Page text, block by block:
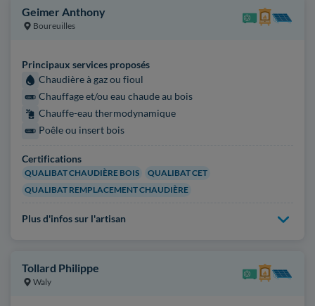
Geimer Anthony
Boureuilles
Principaux services proposés
Chaudière à gaz ou fioul
Chauffage et/ou eau chaude au bois
Chauffe-eau thermodynamique
Poêle ou insert bois
Certifications
QUALIBAT CHAUDIÈRE BOIS
QUALIBAT CET
QUALIBAT REMPLACEMENT CHAUDIÈRE
Plus d'infos sur l'artisan
Tollard Philippe
Waly